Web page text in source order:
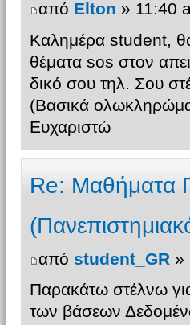
από Elton » 11:40
Καλημέρα student,
θέματα sos στον
δικό σου τηλ. Σου
(Βασικά
Ευχαριστώ
Re: Μαθήματα
από student_GR »
Παρακάτω στέλνω
των βάσεων